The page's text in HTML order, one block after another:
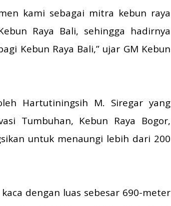
kami sebagai mitra kebun raya
Raya Bali, sehingga hadirnya
Kebun Raya Bali,” ujar GM Kebun
Hartutiningsih M. Siregar yang
Tumbuhan, Kebun Raya Bogor,
untuk menaungi lebih dari 200
dengan luas sebesar 690-meter